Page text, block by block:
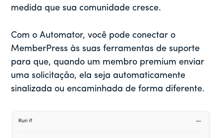
medida que sua comunidade cresce.
Com o Automator, você pode conectar o
MemberPress às suas ferramentas de suporte
para que, quando um membro premium enviar
uma solicitação, ela seja automaticamente
sinalizada ou encaminhada de forma diferente.